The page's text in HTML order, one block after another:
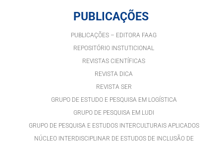
PUBLICAÇÕES
PUBLICAÇÕES – EDITORA FAAG
REPOSITÓRIO INSTUTICIONAL
REVISTAS CIENTÍFICAS
REVISTA DICA
REVISTA SER
GRUPO DE ESTUDO E PESQUISA EM LOGÍSTICA
GRUPO DE PESQUISA EM LUDI
GRUPO DE PESQUISA E ESTUDOS INTERCULTURAIS APLICADOS
NÚCLEO INTERDISCIPLINAR DE ESTUDOS DE INCLUSÃO DE